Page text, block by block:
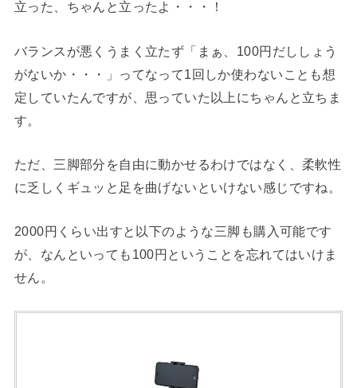
立った、ちゃんと立ったよ・・・！
バランスが悪くうまく立たず「まぁ、100円だししょう
がないか・・・」ってなって1回しか使わないことも想
定していたんですが、思っていた以上にちゃんと立ちま
す。
ただ、三脚部分を自由に動かせるわけではなく、柔軟性
に乏しくギュッと足を曲げないといけない感じですね。
2000円くらい出すと以下のような三脚も購入可能です
が、なんといっても100円ということを忘れてはいけま
せん。